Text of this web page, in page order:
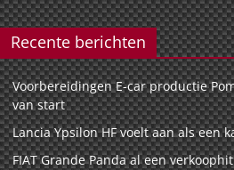
Recente berichten
Voorbereidingen E-car productie
van start
Lancia Ypsilon HF voelt aan als een
FIAT Grande Panda al een